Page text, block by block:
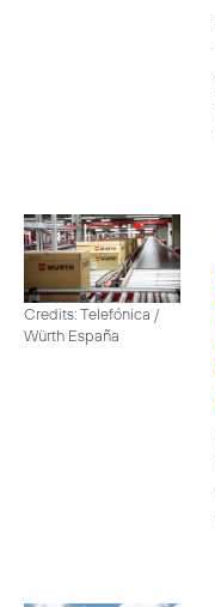
Credits: Telefónica /
Würth España